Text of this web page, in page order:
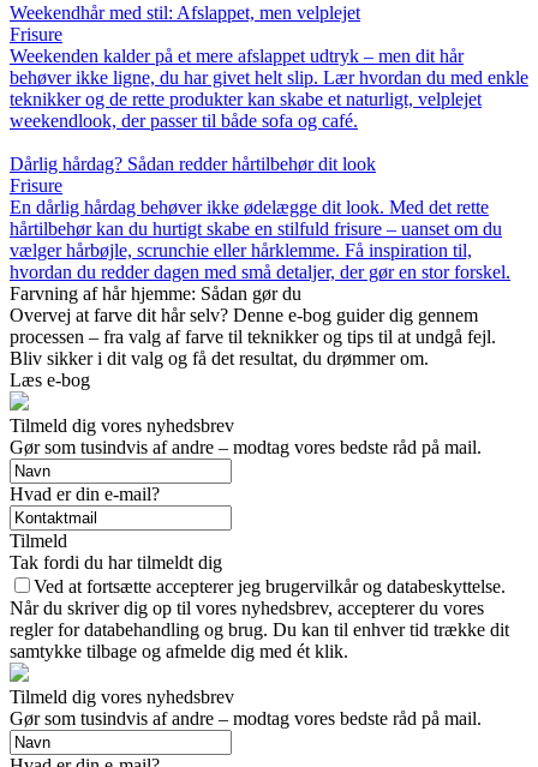
Weekendhår med stil: Afslappet, men velplejet
Frisure
Weekenden kalder på et mere afslappet udtryk – men dit hår
behøver ikke ligne, du har givet helt slip. Lær hvordan du med enkle
teknikker og de rette produkter kan skabe et naturligt, velplejet
weekendlook, der passer til både sofa og café.
Dårlig hårdag? Sådan redder hårtilbehør dit look
Frisure
En dårlig hårdag behøver ikke ødelægge dit look. Med det rette
hårtilbehør kan du hurtigt skabe en stilfuld frisure – uanset om du
vælger hårbøjle, scrunchie eller hårklemme. Få inspiration til,
hvordan du redder dagen med små detaljer, der gør en stor forskel.
Farvning af hår hjemme: Sådan gør du
Overvej at farve dit hår selv? Denne e-bog guider dig gennem
processen – fra valg af farve til teknikker og tips til at undgå fejl.
Bliv sikker i dit valg og få det resultat, du drømmer om.
Læs e-bog
Tilmeld dig vores nyhedsbrev
Gør som tusindvis af andre – modtag vores bedste råd på mail.
Hvad er din e-mail?
Tilmeld
Tak fordi du har tilmeldt dig
Ved at fortsætte accepterer jeg brugervilkår og databeskyttelse.
Når du skriver dig op til vores nyhedsbrev, accepterer du vores
regler for databehandling og brug. Du kan til enhver tid trække dit
samtykke tilbage og afmelde dig med ét klik.
Tilmeld dig vores nyhedsbrev
Gør som tusindvis af andre – modtag vores bedste råd på mail.